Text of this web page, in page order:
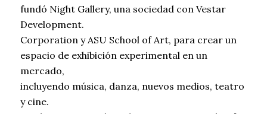
fundó Night Gallery, una sociedad con Vestar
Development.
Corporation y ASU School of Art, para crear un
espacio de exhibición experimental en un
mercado,
incluyendo música, danza, nuevos medios, teatro
y cine.